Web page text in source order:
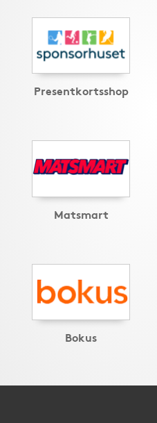
Presentkortsshop
Matsmart
Bokus